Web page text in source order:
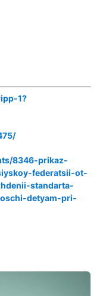
1?
8346-prikaz-
federatsii-ot-
standarta-
detyam-pri-